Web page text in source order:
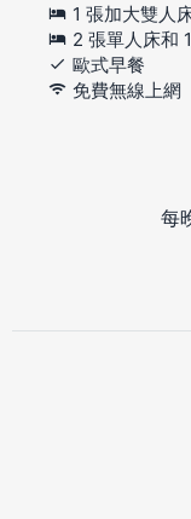
1 張加大雙人
2 張單人床和
歐式早餐
免費無線上網
每